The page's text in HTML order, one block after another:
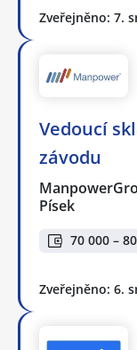
Zveřejněno: 7.
Vedoucí
závodu
Písek
70 000 –
Zveřejněno: 6.